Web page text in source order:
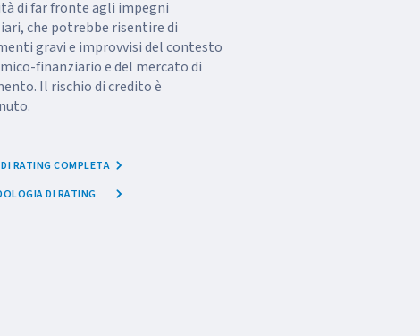
di far fronte agli impegni
che potrebbe risentire di
gravi e improvvisi del contesto
finanziario e del mercato di
Il rischio di credito è
RATING COMPLETA
DI RATING